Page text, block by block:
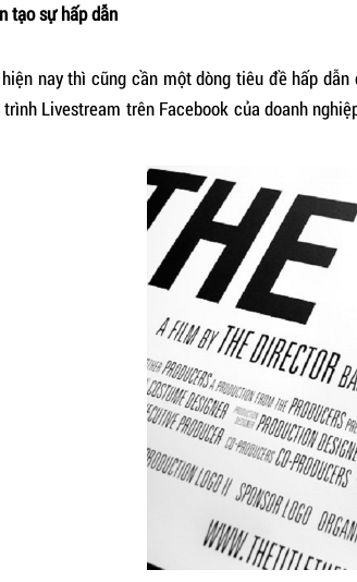
tạo sự hấp dẫn
nay thì cũng cần một dòng tiêu đề hấp
Livestream trên Facebook của doanh